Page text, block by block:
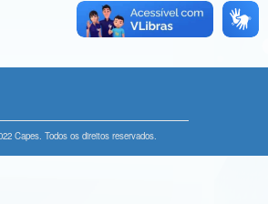
Capes. Todos os direitos reservados.